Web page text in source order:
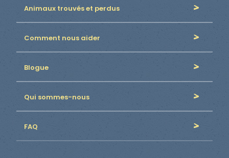
Animaux trouvés et perdus
Comment nous aider
Blogue
Qui sommes-nous
FAQ